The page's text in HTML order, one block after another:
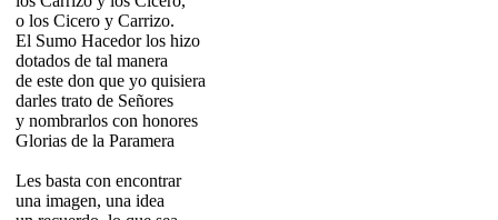
o los Cicero y Carrizo.
El Sumo Hacedor los hizo
dotados de tal manera
de este don que yo quisiera
darles trato de Señores
y nombrarlos con honores
Glorias de la Paramera
Les basta con encontrar
una imagen, una idea